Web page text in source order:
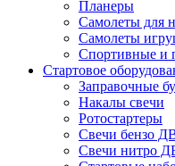
Планеры
Самолеты для
Самолеты
Спортивные и
Стартовое
Заправочные
Накалы свечи
Ротостартеры
Свечи бензо
Свечи нитро